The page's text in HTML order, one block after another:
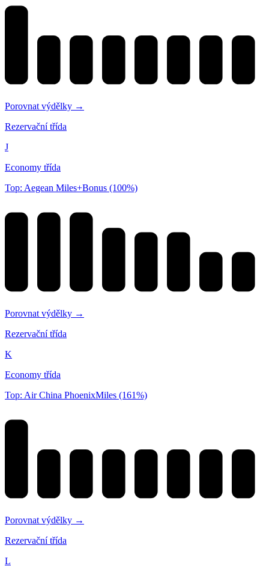
Porovnat výdělky →
Rezervační třída
J
Economy třída
Top: Aegean Miles+Bonus (100%)
Porovnat výdělky →
Rezervační třída
K
Economy třída
Top: Air China PhoenixMiles (161%)
Porovnat výdělky →
Rezervační třída
L